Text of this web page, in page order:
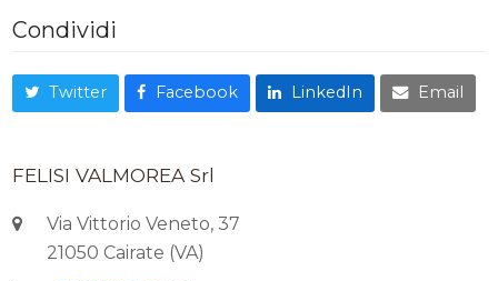
Condividi
Twitter Facebook LinkedIn Email
FELISI VALMOREA Srl
Via Vittorio Veneto, 37
21050 Cairate (VA)